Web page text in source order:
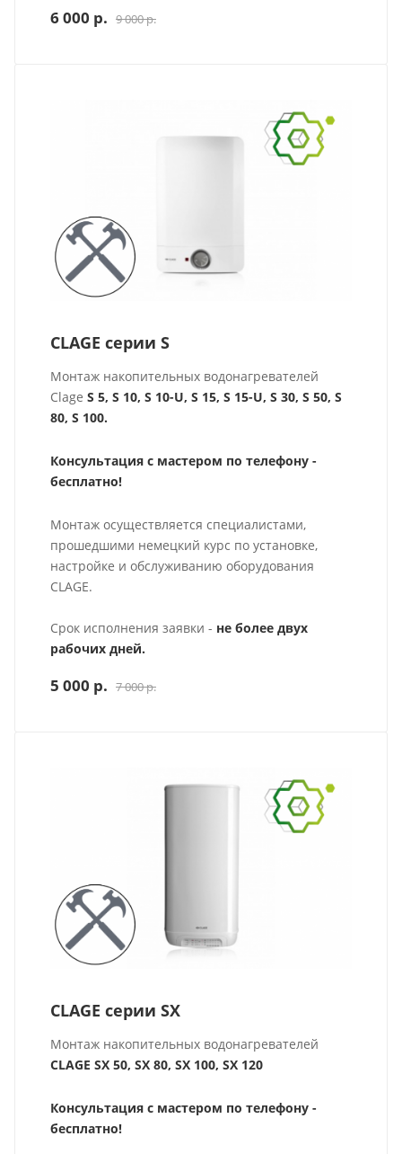
6 000 р. 9 000 р.
CLAGE серии S
Монтаж накопительных водонагревателей
Clage S 5, S 10, S 10-U, S 15, S 15-U, S 30, S 50, S
80, S 100.
Консультация с мастером по телефону -
бесплатно!
Монтаж осуществляется специалистами,
прошедшими немецкий курс по установке,
настройке и обслуживанию оборудования
CLAGE.
Срок исполнения заявки - не более двух
рабочих дней.
5 000 р. 7 000 р.
CLAGE серии SX
Монтаж накопительных водонагревателей
CLAGE SX 50, SX 80, SX 100, SX 120
Консультация с мастером по телефону -
бесплатно!